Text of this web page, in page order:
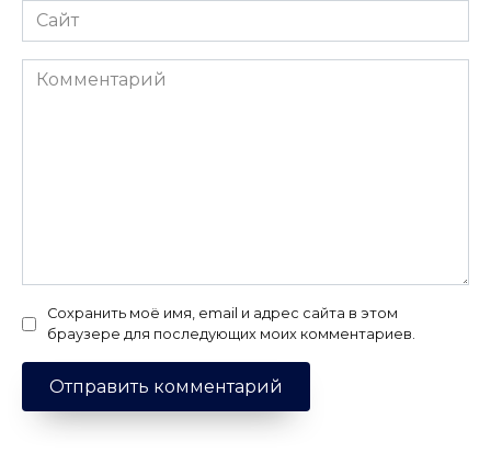
Сайт
Комментарий
Сохранить моё имя, email и адрес сайта в этом
браузере для последующих моих комментариев.